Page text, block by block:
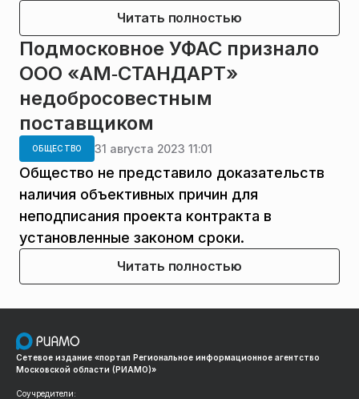
Читать полностью
Подмосковное УФАС признало
ООО «АМ‑СТАНДАРТ»
недобросовестным
поставщиком
ОБЩЕСТВО 31 августа 2023 11:01
Общество не представило доказательств
наличия объективных причин для
неподписания проекта контракта в
установленные законом сроки.
Читать полностью
Сетевое издание «портал Региональное информационное агентство
Московской области (РИАМО)»
Соучредители: